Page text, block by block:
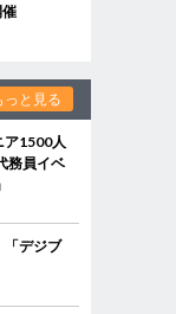
っと見る
ア1500人
務員イベ
デジブ